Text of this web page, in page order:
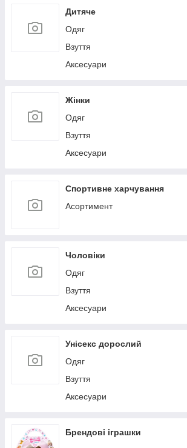
Дитяче
Одяг
Взуття
Аксесуари
Жінки
Одяг
Взуття
Аксесуари
Спортивне харчування
Асортимент
Чоловіки
Одяг
Взуття
Аксесуари
Унісекс дорослий
Одяг
Взуття
Аксесуари
Брендові іграшки